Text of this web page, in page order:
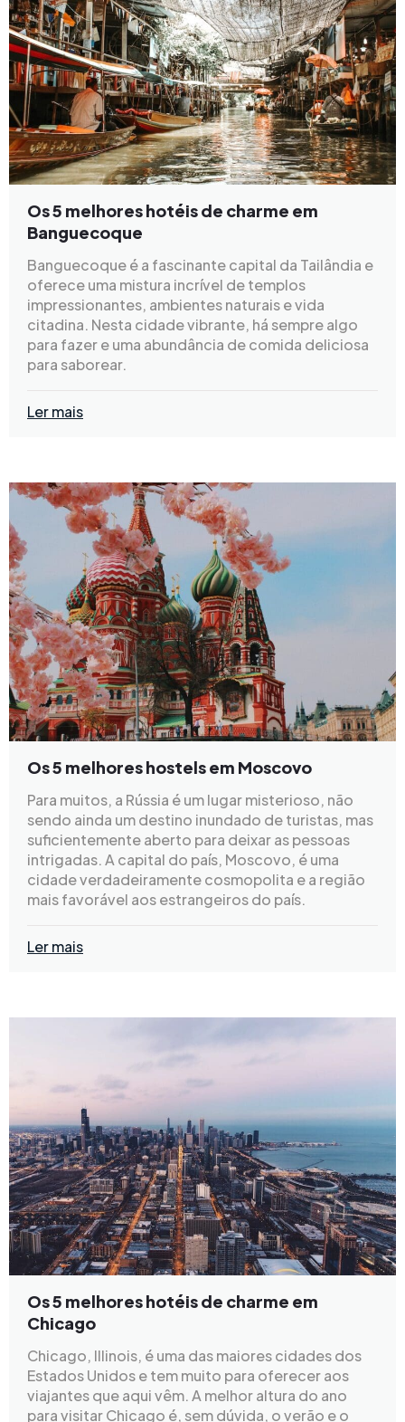
Os 5 melhores hotéis de charme em
Banguecoque
Banguecoque é a fascinante capital da Tailândia e
oferece uma mistura incrível de templos
impressionantes, ambientes naturais e vida
citadina. Nesta cidade vibrante, há sempre algo
para fazer e uma abundância de comida deliciosa
para saborear.
Ler mais
Os 5 melhores hostels em Moscovo
Para muitos, a Rússia é um lugar misterioso, não
sendo ainda um destino inundado de turistas, mas
suficientemente aberto para deixar as pessoas
intrigadas. A capital do país, Moscovo, é uma
cidade verdadeiramente cosmopolita e a região
mais favorável aos estrangeiros do país.
Ler mais
Os 5 melhores hotéis de charme em
Chicago
Chicago, Illinois, é uma das maiores cidades dos
Estados Unidos e tem muito para oferecer aos
viajantes que aqui vêm. A melhor altura do ano
para visitar Chicago é, sem dúvida, o verão e o